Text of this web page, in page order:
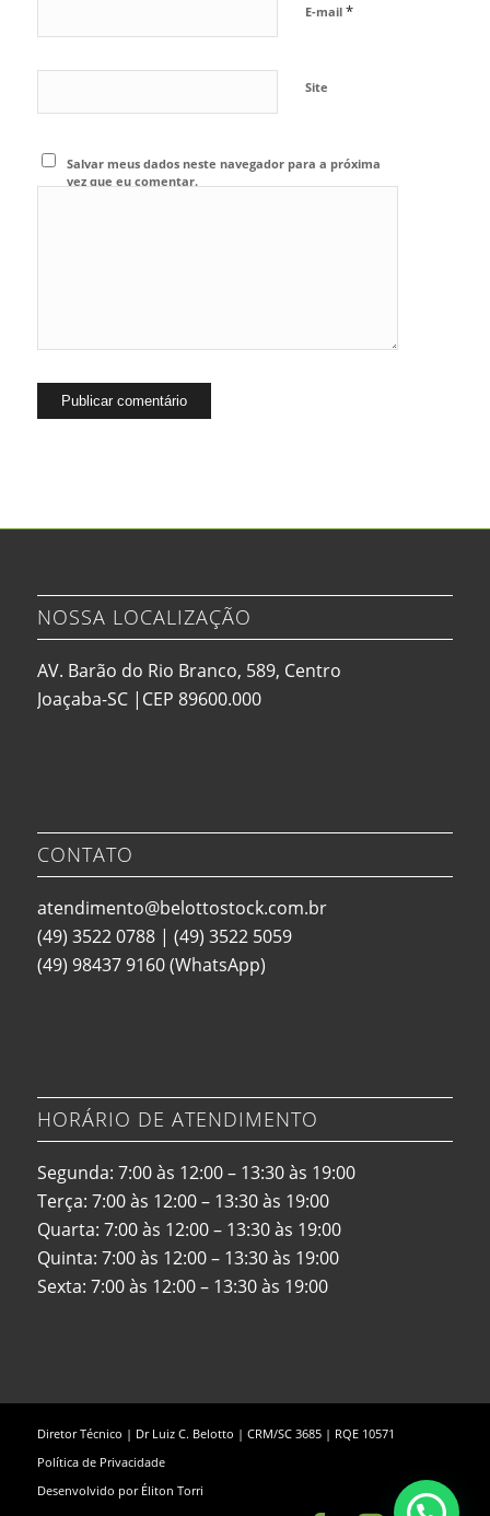
E-mail *
Site
Salvar meus dados neste navegador para a próxima
vez que eu comentar.
NOSSA LOCALIZAÇÃO
AV. Barão do Rio Branco, 589, Centro
Joaçaba-SC |CEP 89600.000
CONTATO
atendimento@belottostock.com.br
(49) 3522 0788| (49) 3522 5059
(49) 98437 9160(WhatsApp)
HORÁRIO DE ATENDIMENTO
Segunda: 7:00 às 12:00 – 13:30 às 19:00
Terça: 7:00 às 12:00 – 13:30 às 19:00
Quarta: 7:00 às 12:00 – 13:30 às 19:00
Quinta: 7:00 às 12:00 – 13:30 às 19:00
Sexta: 7:00 às 12:00 – 13:30 às 19:00
Diretor Técnico | Dr Luiz C. Belotto | CRM/SC 3685 | RQE 10571
Política de Privacidade
Desenvolvido por Éliton Torri